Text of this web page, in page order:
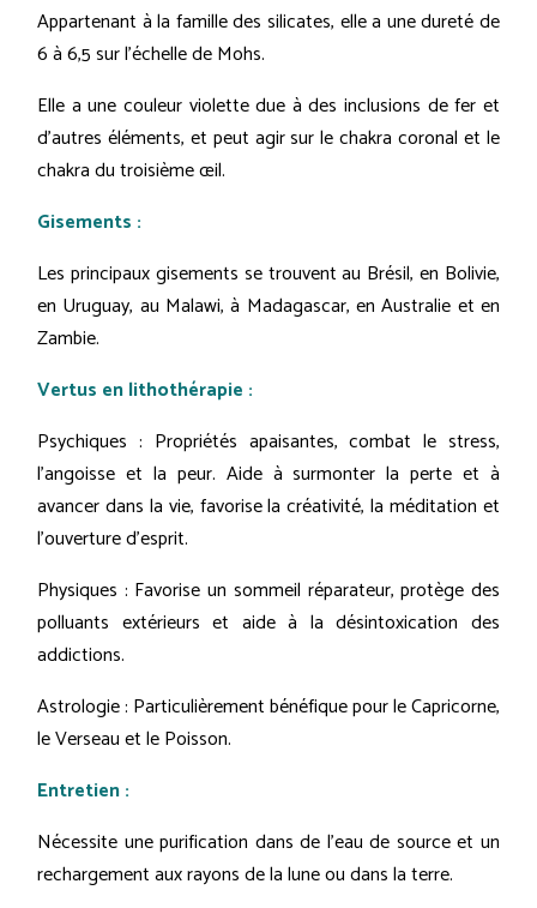
Appartenant à la famille des silicates, elle a une dureté de
6 à 6,5 sur l'échelle de Mohs.
Elle a une couleur violette due à des inclusions de fer et
d'autres éléments, et peut agir sur le chakra coronal et le
chakra du troisième œil.
Gisements :
Les principaux gisements se trouvent au Brésil, en Bolivie,
en Uruguay, au Malawi, à Madagascar, en Australie et en
Zambie.
Vertus en lithothérapie :
Psychiques : Propriétés apaisantes, combat le stress,
l'angoisse et la peur. Aide à surmonter la perte et à
avancer dans la vie, favorise la créativité, la méditation et
l'ouverture d'esprit.
Physiques : Favorise un sommeil réparateur, protège des
polluants extérieurs et aide à la désintoxication des
addictions.
Astrologie : Particulièrement bénéfique pour le Capricorne,
le Verseau et le Poisson.
Entretien :
Nécessite une purification dans de l'eau de source et un
rechargement aux rayons de la lune ou dans la terre.